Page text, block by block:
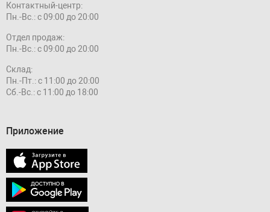
Контактный-центр:
Пн.-Вс.: с 09:00 до 20:00
Отдел продаж:
Пн.-Вс.: с 09:00 до 20:00
Склад:
Пн.-Пт.: с 11:00 до 20:00
Сб.-Вс.: с 11:00 до 18:00
Приложение